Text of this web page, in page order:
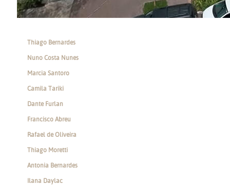
Thiago Bernardes
Nuno Costa Nunes
Marcia Santoro
Camila Tariki
Dante Furlan
Francisco Abreu
Rafael de Oliveira
Thiago Moretti
Antonia Bernardes
Ilana Daylac